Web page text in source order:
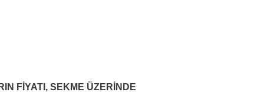
FİYATI, SEKME ÜZERİNDE